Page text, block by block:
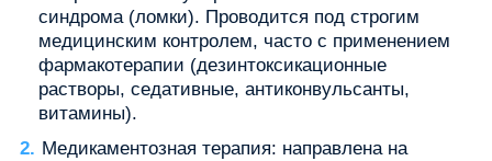
синдрома (ломки). Проводится под строгим
медицинским контролем, часто с применением
фармакотерапии (дезинтоксикационные
растворы, седативные, антиконвульсанты,
витамины).
Медикаментозная терапия: направлена на